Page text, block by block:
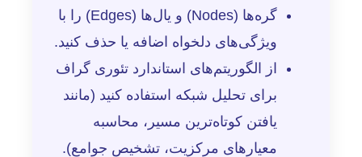
گره‌ها (Nodes) و یال‌ها (Edges) را با
ویژگی‌های دلخواه اضافه یا حذف کنید.
از الگوریتم‌های استاندارد تئوری گراف
برای تحلیل شبکه استفاده کنید (مانند
یافتن کوتاه‌ترین مسیر، محاسبه
معیارهای مرکزیت، تشخیص جوامع).